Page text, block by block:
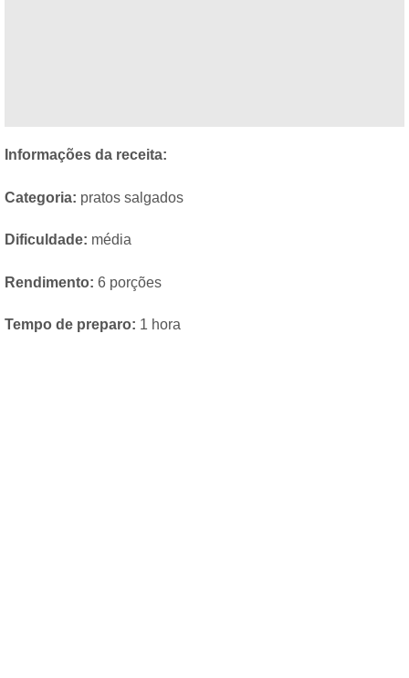
Informações da receita:
Categoria: pratos salgados
Dificuldade: média
Rendimento: 6 porções
Tempo de preparo: 1 hora